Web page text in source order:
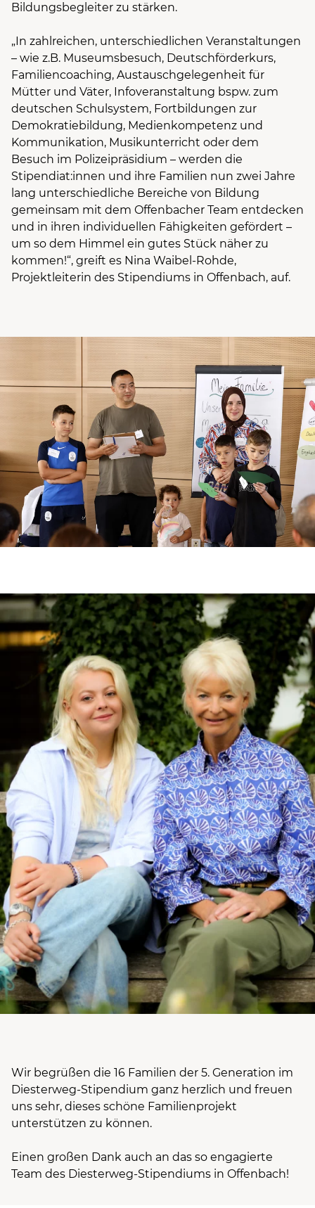
Bildungsbegleiter zu stärken.
„In zahlreichen, unterschiedlichen Veranstaltungen
– wie z.B. Museumsbesuch, Deutschförderkurs,
Familiencoaching, Austauschgelegenheit für
Mütter und Väter, Infoveranstaltung bspw. zum
deutschen Schulsystem, Fortbildungen zur
Demokratiebildung, Medienkompetenz und
Kommunikation, Musikunterricht oder dem
Besuch im Polizeipräsidium – werden die
Stipendiat:innen und ihre Familien nun zwei Jahre
lang unterschiedliche Bereiche von Bildung
gemeinsam mit dem Offenbacher Team entdecken
und in ihren individuellen Fähigkeiten gefördert –
um so dem Himmel ein gutes Stück näher zu
kommen!“, greift es Nina Waibel-Rohde,
Projektleiterin des Stipendiums in Offenbach, auf.
Wir begrüßen die 16 Familien der 5. Generation im
Diesterweg-Stipendium ganz herzlich und freuen
uns sehr, dieses schöne Familienprojekt
unterstützen zu können.
Einen großen Dank auch an das so engagierte
Team des Diesterweg-Stipendiums in Offenbach!